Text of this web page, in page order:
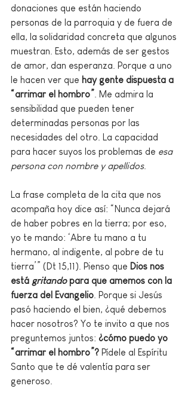
donaciones que están haciendo
personas de la parroquia y de fuera de
ella, la solidaridad concreta que algunos
muestran. Esto, además de ser gestos
de amor, dan esperanza. Porque a uno
le hacen ver que hay gente dispuesta a
“arrimar el hombro”. Me admira la
sensibilidad que pueden tener
determinadas personas por las
necesidades del otro. La capacidad
para hacer suyos los problemas de esa
persona con nombre y apellidos.
La frase completa de la cita que nos
acompaña hoy dice así: “Nunca dejará
de haber pobres en la tierra; por eso,
yo te mando: ‘Abre tu mano a tu
hermano, al indigente, al pobre de tu
tierra’” (Dt 15,11). Pienso que Dios nos
está gritando para que amemos con la
fuerza del Evangelio. Porque si Jesús
pasó haciendo el bien, ¿qué debemos
hacer nosotros? Yo te invito a que nos
preguntemos juntos: ¿cómo puedo yo
“arrimar el hombro”? Pídele al Espíritu
Santo que te dé valentía para ser
generoso.